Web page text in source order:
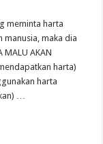
meminta harta
manusia, maka dia
MALU AKAN
harta)
harta
…